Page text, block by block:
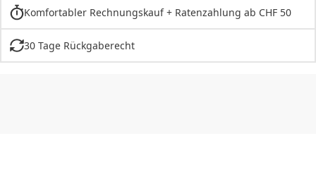
Komfortabler Rechnungskauf + Ratenzahlung ab CHF 50
30 Tage Rückgaberecht